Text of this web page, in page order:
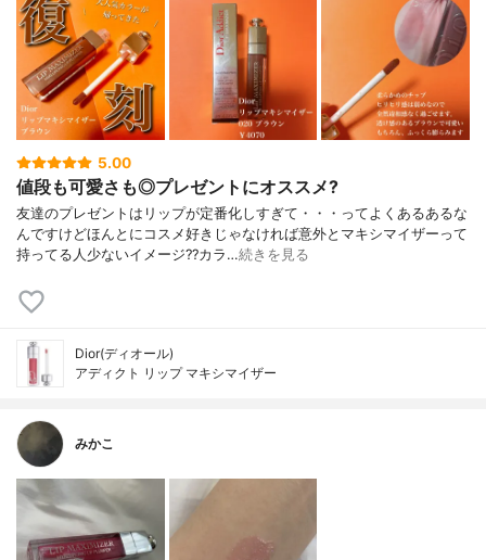
5.00
値段も可愛さも◎プレゼントにオススメ?
友達のプレゼントはリップが定番化しすぎて・・・ってよくあるあるな
んですけどほんとにコスメ好きじゃなければ意外とマキシマイザーって
持ってる人少ないイメージ??カラ…続きを見る
Dior(ディオール)
アディクト リップ マキシマイザー
みかこ